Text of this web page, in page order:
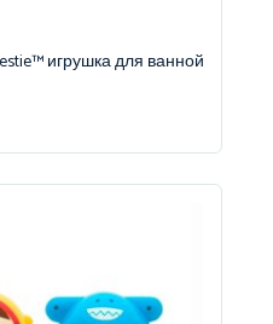
игрушка для ванной